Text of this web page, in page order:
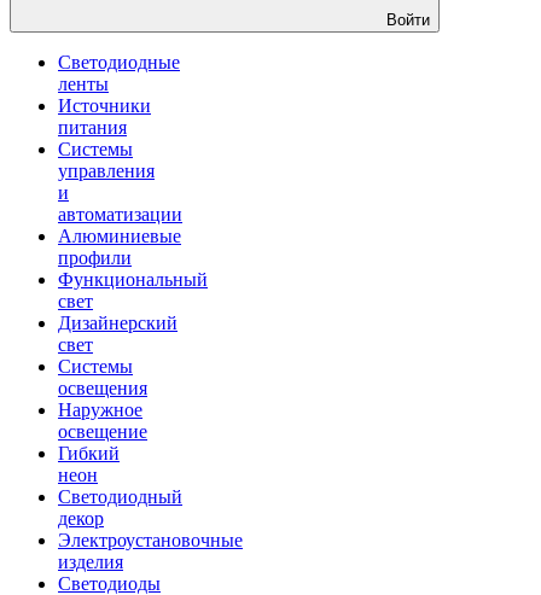
Войти
Светодиодные
ленты
Источники
питания
Системы
управления
и
автоматизации
Алюминиевые
профили
Функциональный
свет
Дизайнерский
свет
Системы
освещения
Наружное
освещение
Гибкий
неон
Светодиодный
декор
Электроустановочные
изделия
Светодиоды